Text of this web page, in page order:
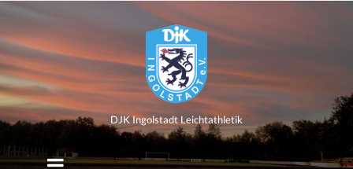
DJK
Ingolstadt
Leichtathletik
DJK Ingolstadt Leichtathletik